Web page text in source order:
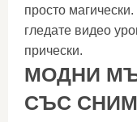
просто
гледате видео
прически.
МОДНИ
СЪС